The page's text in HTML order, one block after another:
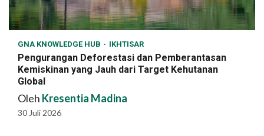
GNA KNOWLEDGE HUB IKHTISAR
Pengurangan Deforestasi dan Pemberantasan
Kemiskinan yang Jauh dari Target Kehutanan
Global
Oleh Kresentia Madina
30 Juli 2026